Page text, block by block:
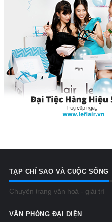
TẠP CHÍ SAO VÀ CUỘC SỐNG
Chuyên trang văn hoá - giải trí
VĂN PHÒNG ĐẠI DIỆN